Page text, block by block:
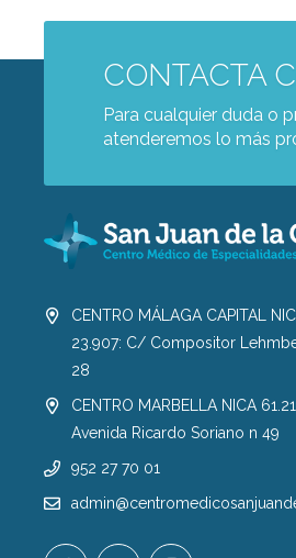
CONTACTA
Para cualquier duda o
atenderemos lo más
CENTRO MÁLAGA CAPITAL
23.907: C/ Compositor
28
CENTRO MARBELLA NICA
Avenida Ricardo Soriano n 49
952 27 70 01